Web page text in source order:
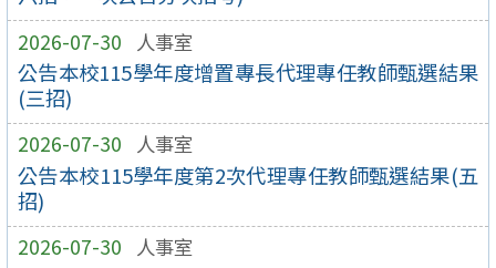
2026-07-30 人事室
公告本校115學年度增置專長代理專任教師甄選結果
(三招)
2026-07-30 人事室
公告本校115學年度第2次代理專任教師甄選結果(五
招)
2026-07-30 人事室